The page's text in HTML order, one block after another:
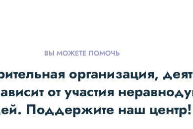
ВЫ МОЖЕТЕ ПОМОЧЬ
организация,
от участия
Поддержите наш центр!